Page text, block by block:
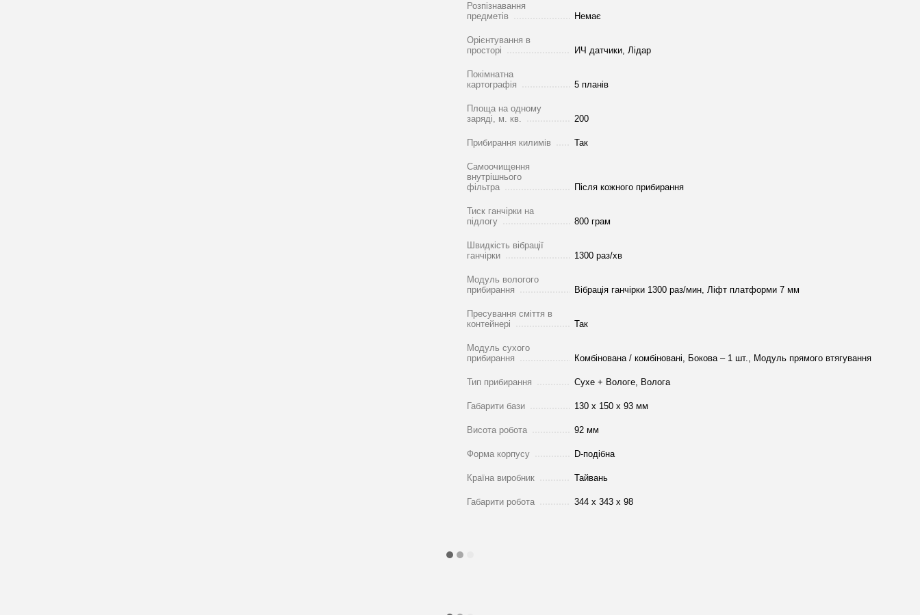
Розпізнавання
предметів
Немає
Орієнтування в
просторі
ИЧ датчики, Лідар
Покімнатна
картографія
5 планів
Площа на одному
заряді, м. кв.
200
Прибирання килимів Так
Самоочищення
внутрішнього
фільтра
Після кожного прибирання
Тиск ганчірки на
підлогу
800 грам
Швидкість вібрації
ганчірки
1300 раз/хв
Модуль вологого
прибирання
Вібрація ганчірки 1300 раз/мин, Ліфт платформи 7 мм
Пресування сміття в
контейнері
Так
Модуль сухого
прибирання
Комбінована / комбіновані, Бокова – 1 шт., Модуль прямого втягування
Тип прибирання Сухе + Вологе, Волога
Габарити бази 130 х 150 х 93 мм
Висота робота 92 мм
Форма корпусу D-подібна
Країна виробник Тайвань
Габарити робота 344 х 343 х 98